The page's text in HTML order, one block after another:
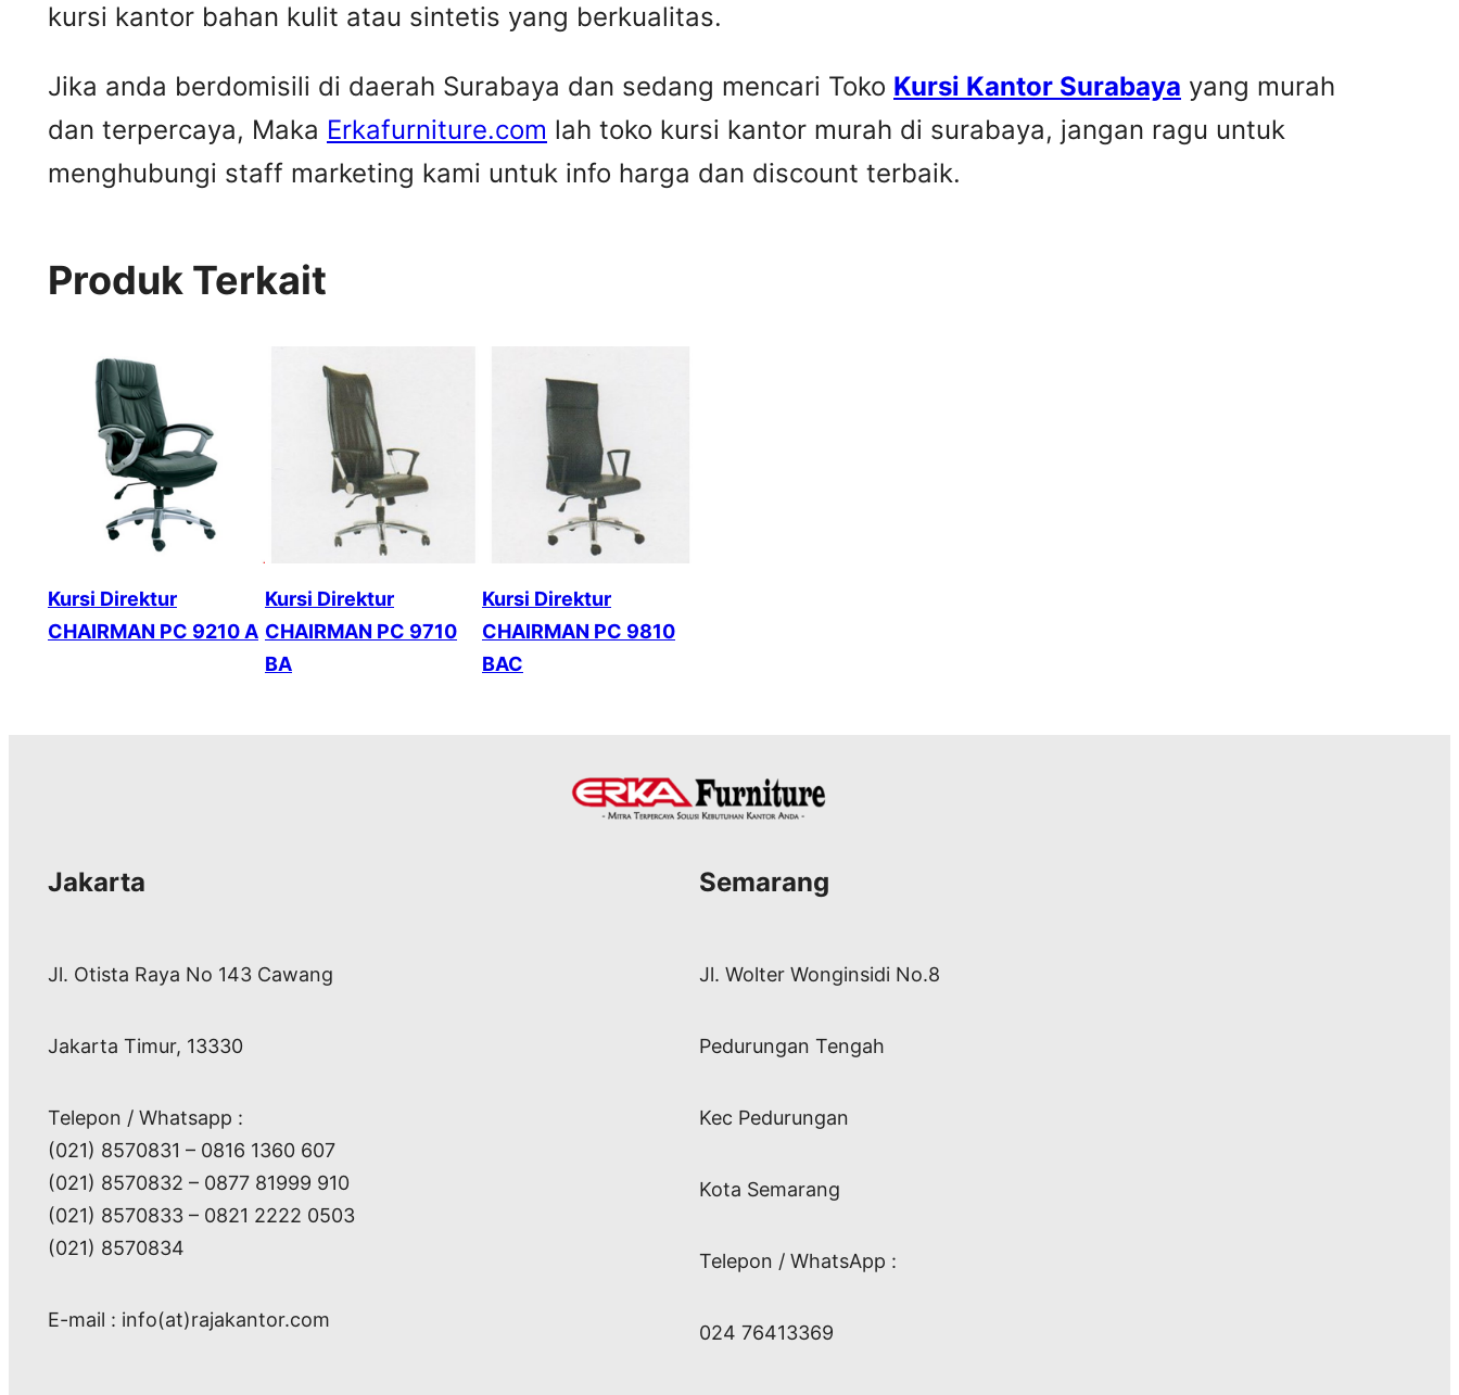
kursi kantor bahan kulit atau sintetis yang berkualitas.
Jika anda berdomisili di daerah Surabaya dan sedang mencari Toko Kursi Kantor Surabaya yang murah
dan terpercaya, Maka Erkafurniture.com lah toko kursi kantor murah di surabaya, jangan ragu untuk
menghubungi staff marketing kami untuk info harga dan discount terbaik.
Produk Terkait
Kursi Direktur
CHAIRMAN PC 9210 A
Kursi Direktur
CHAIRMAN PC 9710
BA
Kursi Direktur
CHAIRMAN PC 9810
BAC
Jakarta
Jl. Otista Raya No 143 Cawang
Jakarta Timur, 13330
Telepon / Whatsapp :
(021) 8570831 – 0816 1360 607
(021) 8570832 – 0877 81999 910
(021) 8570833 – 0821 2222 0503
(021) 8570834
E-mail : info(at)rajakantor.com
Semarang
Jl. Wolter Wonginsidi No.8
Pedurungan Tengah
Kec Pedurungan
Kota Semarang
Telepon / WhatsApp :
024 76413369